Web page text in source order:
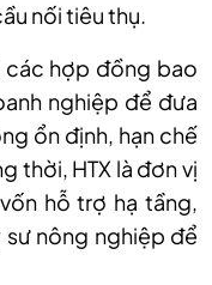
ầu nối tiêu thụ.
các hợp đồng bao
nghiệp để đưa
ổn định, hạn chế
thời, HTX là đơn vị
hỗ trợ hạ tầng,
sư nông nghiệp để